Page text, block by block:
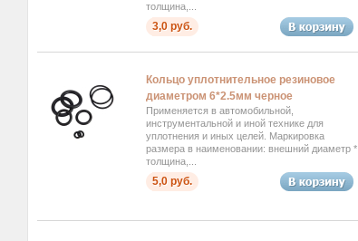
толщина,...
3,0 руб.
Кольцо уплотнительное резиновое
диаметром 6*2.5мм черное
Применяется в автомобильной,
инструментальной и иной технике для
уплотнения и иных целей. Маркировка
размера в наименовании: внешний диаметр *
толщина,...
5,0 руб.